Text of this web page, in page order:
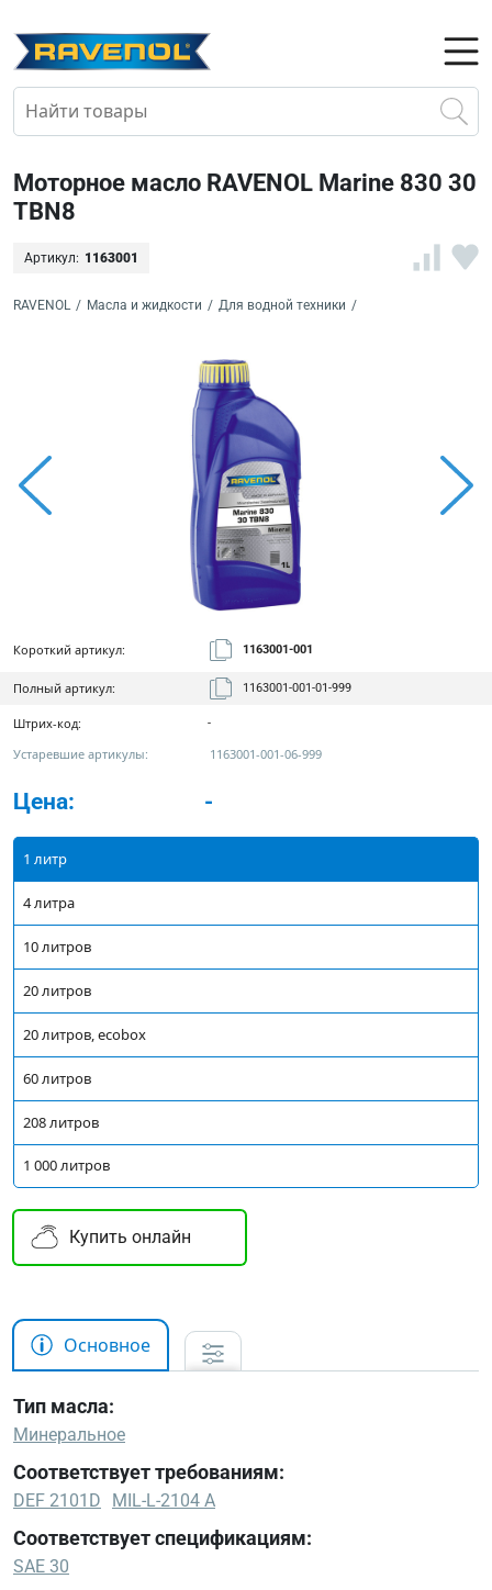
Моторное масло RAVENOL Marine 830 30
TBN8
Артикул: 1163001
RAVENOL / Масла и жидкости / Для водной техники /
Короткий артикул: 1163001-001
Полный артикул: 1163001-001-01-999
Штрих-код: -
Устаревшие артикулы: 1163001-001-06-999
Цена: -
1 литр
4 литра
10 литров
20 литров
20 литров, ecobox
60 литров
208 литров
1 000 литров
Купить онлайн
Основное
Тип масла:
Минеральное
Соответствует требованиям:
DEF 2101D MIL-L-2104 A
Соответствует спецификациям:
SAE 30